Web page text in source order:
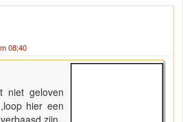
08:40
niet geloven
hier een
zijn .